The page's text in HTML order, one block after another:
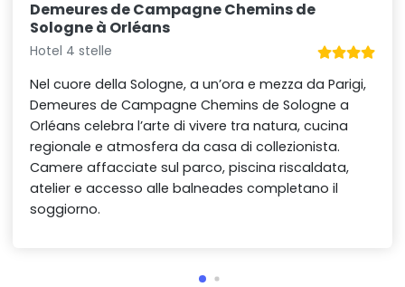
Demeures de Campagne Chemins de
Sologne à Orléans
Hotel 4 stelle
Nel cuore della Sologne, a un’ora e mezza da Parigi,
Demeures de Campagne Chemins de Sologne a
Orléans celebra l’arte di vivere tra natura, cucina
regionale e atmosfera da casa di collezionista.
Camere affacciate sul parco, piscina riscaldata,
atelier e accesso alle balneades completano il
soggiorno.